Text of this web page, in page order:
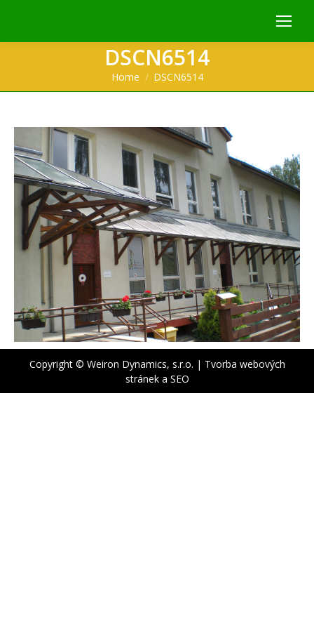
DSCN6514
You are here:
Home DSCN6514
Copyright © Weiron Dynamics, s.r.o. | Tvorba webových
stráneka SEO